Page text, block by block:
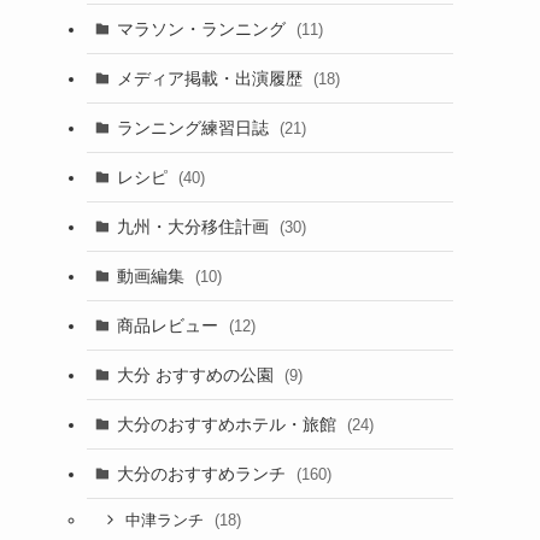
マラソン・ランニング (11)
メディア掲載・出演履歴 (18)
ランニング練習日誌 (21)
レシピ (40)
九州・大分移住計画 (30)
動画編集 (10)
商品レビュー (12)
大分 おすすめの公園 (9)
大分のおすすめホテル・旅館 (24)
大分のおすすめランチ (160)
中津ランチ (18)